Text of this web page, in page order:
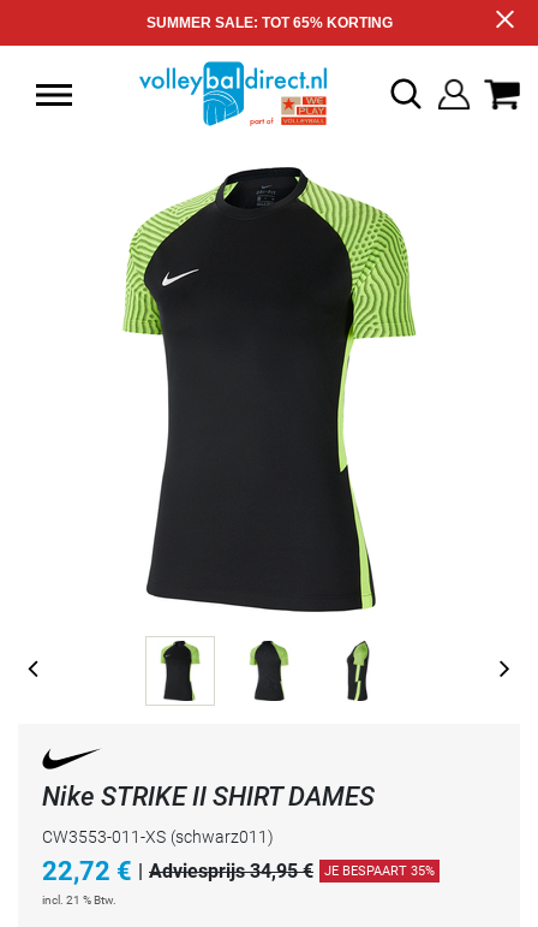
SUMMER SALE: TOT 65% KORTING
Nike STRIKE II SHIRT DAMES
CW3553-011-XS (schwarz011)
22,72 € | Adviesprijs 34,95 € JE BESPAART 35%
incl. 21 % Btw.